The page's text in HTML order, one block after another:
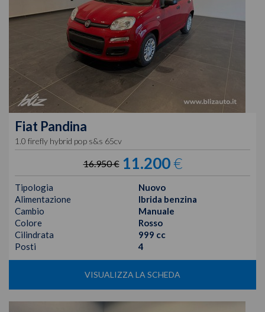
Fiat Pandina
1.0 firefly hybrid pop s&s 65cv
16.950 € 11.200€
Tipologia
Nuovo
Alimentazione
Ibrida benzina
Cambio
Manuale
Colore
Rosso
Cilindrata
999 cc
Posti
4
VISUALIZZA LA SCHEDA